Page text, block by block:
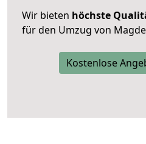
Wir bieten höchste
für den Umzug von
Kostenlose